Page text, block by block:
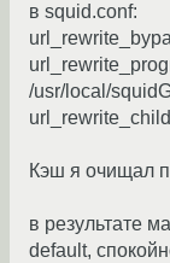
в squid.conf:
/usr/local/
Кэш я очищал
в результате
default,